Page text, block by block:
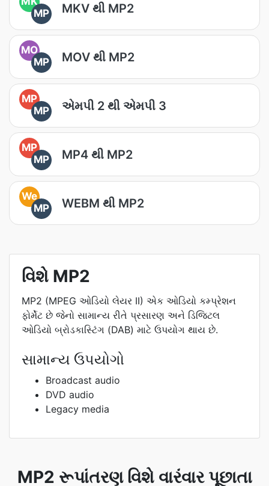
MP
MKV થી MP2
MO
MP
MOV થી MP2
MP
MP
એમપી 2 થી એમપી 3
MP
MP
MP4 થી MP2
We
MP
WEBM થી MP2
વિશે MP2
MP2 (MPEG ઓડિયો લેયર II) એક ઓડિયો કમ્પ્રેશન
ફોર્મેટ છે જેનો સામાન્ય રીતે પ્રસારણ અને ડિજિટલ
ઓડિયો બ્રોડકાસ્ટિંગ (DAB) માટે ઉપયોગ થાય છે.
સામાન્ય ઉપયોગો
Broadcast audio
DVD audio
Legacy media
MP2 રૂપાંતરણ વિશે વારંવાર પૂછાતા